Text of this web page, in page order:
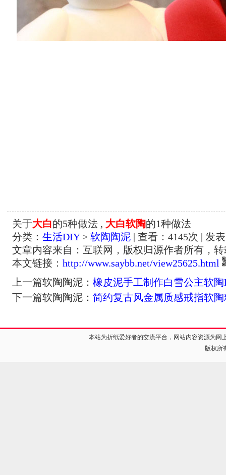
关于大白的5种做法 , 大白软陶的1种做法
分类： 生活DIY> 软陶陶泥| 查看： 4145次 | 发
文章内容来自：互联网，版权归源作者所有，
本文链接： http://www.saybb.net/view25625.html
上一篇软陶陶泥： 橡皮泥手工制作白雪公主软
下一篇软陶陶泥： 简约复古风金属质感戒指软
本站为折纸爱好者的交流平台，网站内容资源为
版权所